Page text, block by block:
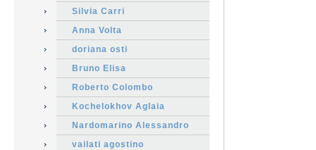
Silvia Carri
Anna Volta
doriana osti
Bruno Elisa
Roberto Colombo
Kochelokhov Aglaia
Nardomarino Alessandro
vailati agostino